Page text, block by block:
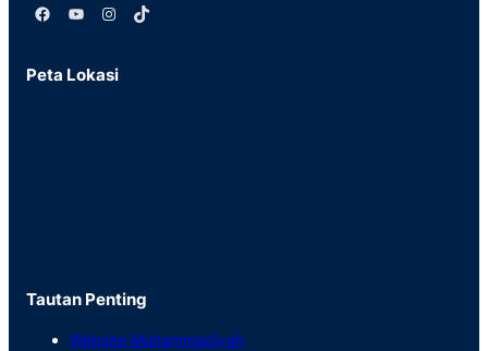
Facebook YouTube Instagram TikTok
Peta Lokasi
Tautan Penting
Website Muhammadiyah